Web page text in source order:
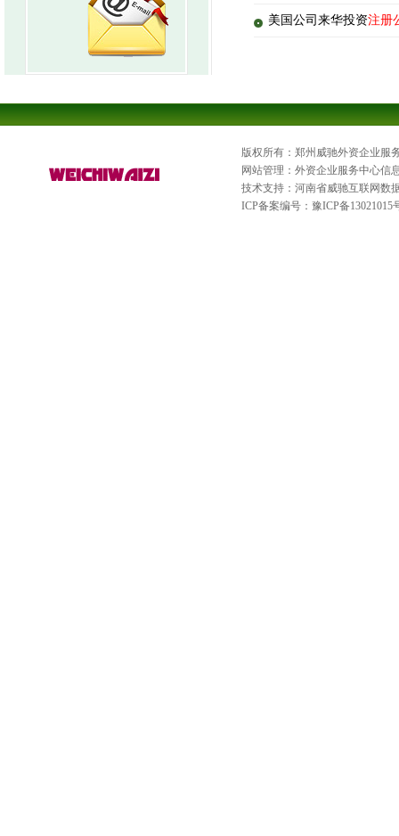
美国公司来华投资注册
版权所有：郑州威驰外资企业服
网站管理：外资企业服务中心信
技术支持：河南省威驰互联网数
ICP备案编号： 豫ICP备13021015